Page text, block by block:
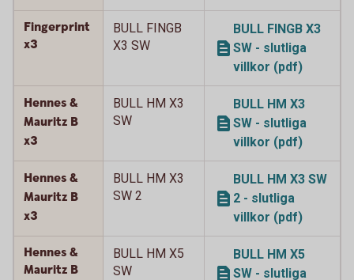
Fingerprint
x3
BULL FINGB
X3 SW
BULL FINGB X3
SW - slutliga
villkor (pdf)
Hennes &
Mauritz B
x3
BULL HM X3
SW
BULL HM X3
SW - slutliga
villkor (pdf)
Hennes &
Mauritz B
x3
BULL HM X3
SW 2
BULL HM X3 SW
2 - slutliga
villkor (pdf)
Hennes &
Mauritz B
BULL HM X5
SW
BULL HM X5
SW - slutliga